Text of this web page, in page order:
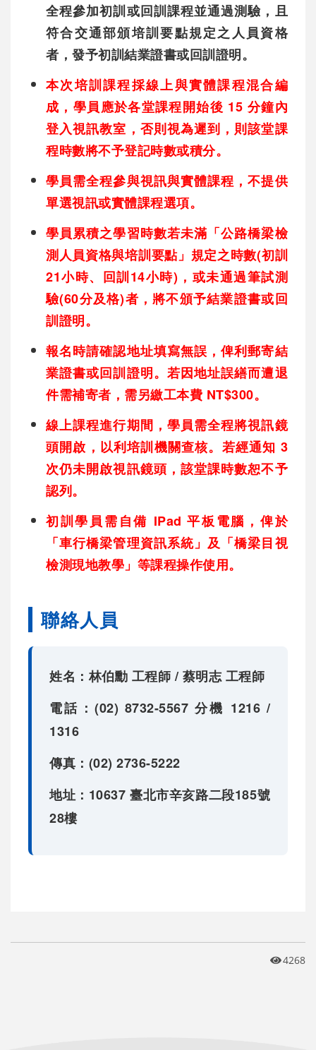
全程參加初訓或回訓課程並通過測驗，且
符合交通部頒培訓要點規定之人員資格
者，發予初訓結業證書或回訓證明。
本次培訓課程採線上與實體課程混合編
成，學員應於各堂課程開始後 15 分鐘內
登入視訊教室，否則視為遲到，則該堂課
程時數將不予登記時數或積分。
學員需全程參與視訊與實體課程，不提供
單選視訊或實體課程選項。
學員累積之學習時數若未滿「公路橋梁檢
測人員資格與培訓要點」規定之時數(初訓
21小時、回訓14小時)，或未通過筆試測
驗(60分及格)者，將不頒予結業證書或回
訓證明。
報名時請確認地址填寫無誤，俾利郵寄結
業證書或回訓證明。若因地址誤繕而遭退
件需補寄者，需另繳工本費 NT$300。
線上課程進行期間，學員需全程將視訊鏡
頭開啟，以利培訓機關查核。若經通知 3
次仍未開啟視訊鏡頭，該堂課時數恕不予
認列。
初訓學員需自備 IPad 平板電腦，俾於
「車行橋梁管理資訊系統」及「橋梁目視
檢測現地教學」等課程操作使用。
聯絡人員
姓名：林伯勳 工程師 / 蔡明志 工程師
電話：(02) 8732-5567 分機 1216 /
1316
傳真：(02) 2736-5222
地址：10637 臺北市辛亥路二段185號
28樓
4268